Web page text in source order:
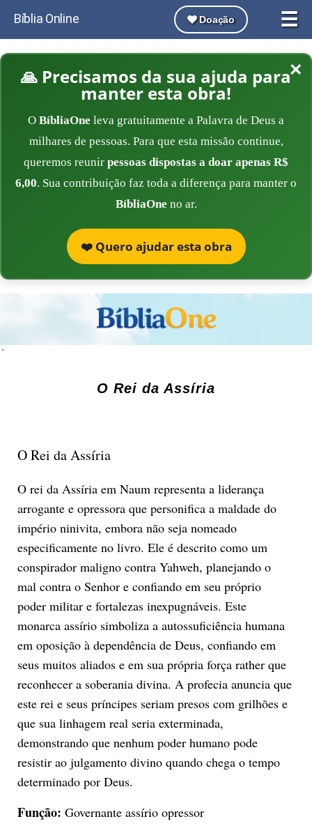
☰
Bíblia Online Doação
×
🙏 Precisamos da sua ajuda para
manter esta obra!
O BíbliaOne leva gratuitamente a Palavra de Deus a
milhares de pessoas. Para que esta missão continue,
queremos reunir pessoas dispostas a doar apenas R$
6,00. Sua contribuição faz toda a diferença para manter o
BíbliaOne no ar.
❤️ Quero ajudar esta obra
´
O Rei da Assíria
O Rei da Assíria
O rei da Assíria em Naum representa a liderança
arrogante e opressora que personifica a maldade do
império ninivita, embora não seja nomeado
especificamente no livro. Ele é descrito como um
conspirador maligno contra Yahweh, planejando o
mal contra o Senhor e confiando em seu próprio
poder militar e fortalezas inexpugnáveis. Este
monarca assírio simboliza a autossuficiência humana
em oposição à dependência de Deus, confiando em
seus muitos aliados e em sua própria força rather que
reconhecer a soberania divina. A profecia anuncia que
este rei e seus príncipes seriam presos com grilhões e
que sua linhagem real seria exterminada,
demonstrando que nenhum poder humano pode
resistir ao julgamento divino quando chega o tempo
determinado por Deus.
Função: Governante assírio opressor